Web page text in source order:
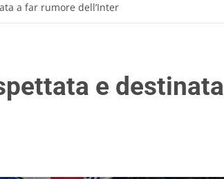
a far rumore dell’Inter
e destinata